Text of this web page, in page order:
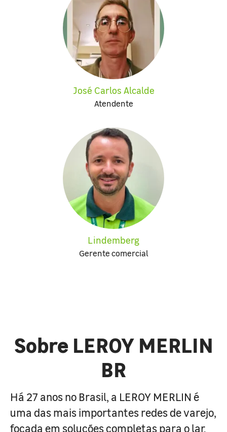
José Carlos Alcalde
Atendente
Lindemberg
Gerente comercial
Sobre LEROY MERLIN
BR
Há 27 anos no Brasil, a LEROY MERLIN é
uma das mais importantes redes de varejo,
focada em soluções completas para o lar.